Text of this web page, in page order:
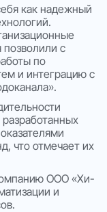
как надежный
позволили с
по
и интеграцию с
что отмечает их
ООО «Хи-
и